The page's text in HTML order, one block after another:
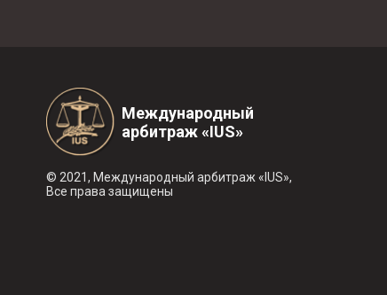
Международный
арбитраж «IUS»
© 2021, Международный арбитраж «IUS»,
Все права защищены